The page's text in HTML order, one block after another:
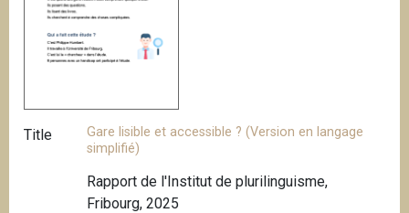
Title
Gare lisible et accessible ? (Version en langage
simplifié)
Rapport de l'Institut de plurilinguisme,
Fribourg, 2025